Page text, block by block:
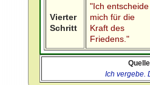
Vierter
Schritt
"Ich entscheide
mich für die
Kraft des
Friedens."
Quelle
Ich vergebe.